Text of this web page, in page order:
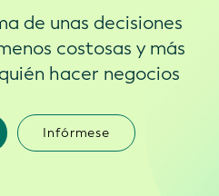
de unas decisiones
costosas y más
hacer negocios
Infórmese